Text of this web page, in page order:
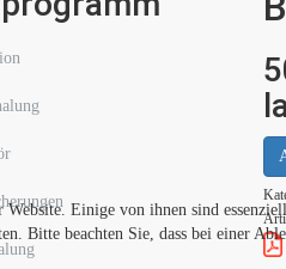
Einige von ihnen sind
Bitte beachten Sie, dass bei einer